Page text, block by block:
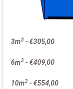
3m3 -€305,00
6m3 -€409,00
10m3 -€554,00